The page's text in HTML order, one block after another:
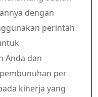
dengan
perintah
Anda dan
per
kinerja yang